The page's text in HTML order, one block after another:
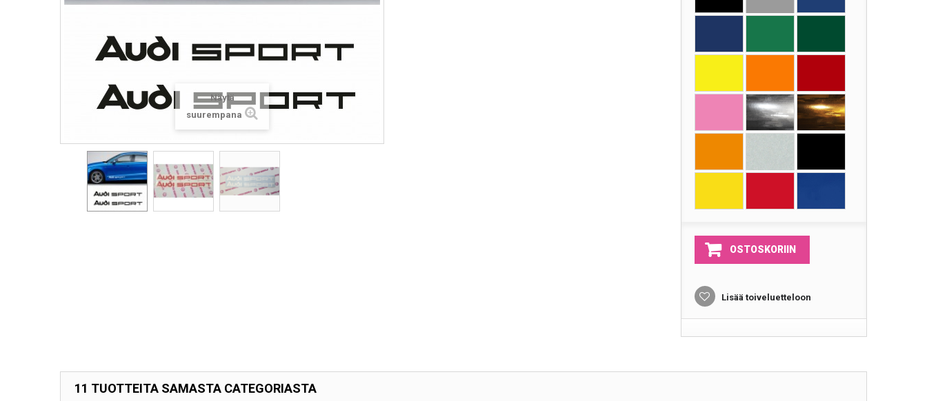
Näytä
suurempana
OSTOSKORIIN
Lisää toiveluetteloon
11 TUOTTEITA SAMASTA CATEGORIASTA